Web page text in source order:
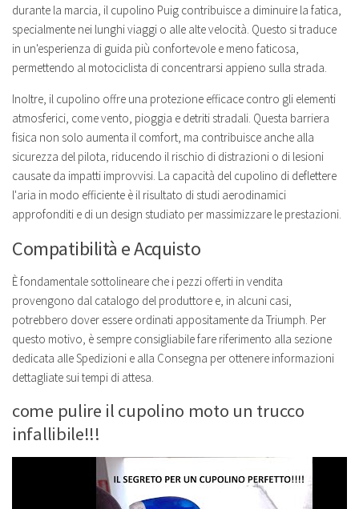
durante la marcia, il cupolino Puig contribuisce a diminuire la fatica,
specialmente nei lunghi viaggi o alle alte velocità. Questo si traduce
in un'esperienza di guida più confortevole e meno faticosa,
permettendo al motociclista di concentrarsi appieno sulla strada.
Inoltre, il cupolino offre una protezione efficace contro gli elementi
atmosferici, come vento, pioggia e detriti stradali. Questa barriera
fisica non solo aumenta il comfort, ma contribuisce anche alla
sicurezza del pilota, riducendo il rischio di distrazioni o di lesioni
causate da impatti improvvisi. La capacità del cupolino di deflettere
l'aria in modo efficiente è il risultato di studi aerodinamici
approfonditi e di un design studiato per massimizzare le prestazioni.
Compatibilità e Acquisto
È fondamentale sottolineare che i pezzi offerti in vendita
provengono dal catalogo del produttore e, in alcuni casi,
potrebbero dover essere ordinati appositamente da Triumph. Per
questo motivo, è sempre consigliabile fare riferimento alla sezione
dedicata alle Spedizioni e alla Consegna per ottenere informazioni
dettagliate sui tempi di attesa.
come pulire il cupolino moto un trucco
infallibile!!!